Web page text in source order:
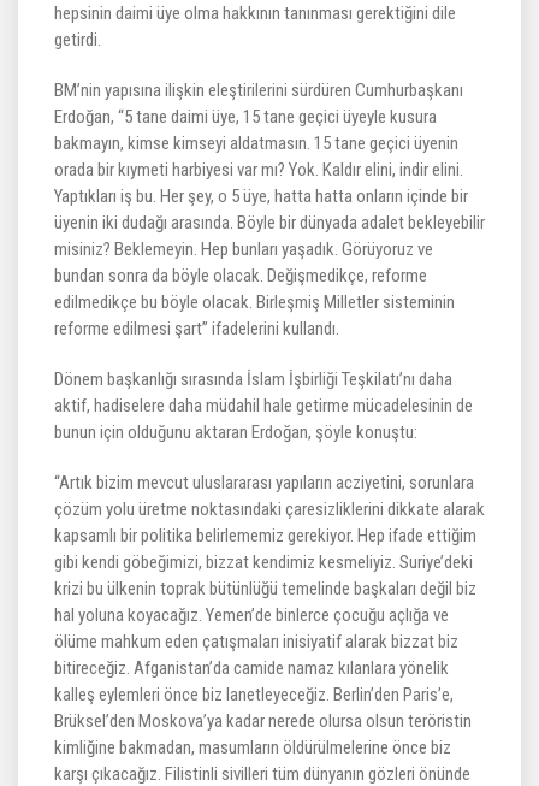
hepsinin daimi üye olma hakkının tanınması gerektiğini dile
getirdi.
BM’nin yapısına ilişkin eleştirilerini sürdüren Cumhurbaşkanı
Erdoğan, “5 tane daimi üye, 15 tane geçici üyeyle kusura
bakmayın, kimse kimseyi aldatmasın. 15 tane geçici üyenin
orada bir kıymeti harbiyesi var mı? Yok. Kaldır elini, indir elini.
Yaptıkları iş bu. Her şey, o 5 üye, hatta hatta onların içinde bir
üyenin iki dudağı arasında. Böyle bir dünyada adalet bekleyebilir
misiniz? Beklemeyin. Hep bunları yaşadık. Görüyoruz ve
bundan sonra da böyle olacak. Değişmedikçe, reforme
edilmedikçe bu böyle olacak. Birleşmiş Milletler sisteminin
reforme edilmesi şart” ifadelerini kullandı.
Dönem başkanlığı sırasında İslam İşbirliği Teşkilatı’nı daha
aktif, hadiselere daha müdahil hale getirme mücadelesinin de
bunun için olduğunu aktaran Erdoğan, şöyle konuştu:
“Artık bizim mevcut uluslararası yapıların acziyetini, sorunlara
çözüm yolu üretme noktasındaki çaresizliklerini dikkate alarak
kapsamlı bir politika belirlememiz gerekiyor. Hep ifade ettiğim
gibi kendi göbeğimizi, bizzat kendimiz kesmeliyiz. Suriye’deki
krizi bu ülkenin toprak bütünlüğü temelinde başkaları değil biz
hal yoluna koyacağız. Yemen’de binlerce çocuğu açlığa ve
ölüme mahkum eden çatışmaları inisiyatif alarak bizzat biz
bitireceğiz. Afganistan’da camide namaz kılanlara yönelik
kalleş eylemleri önce biz lanetleyeceğiz. Berlin’den Paris’e,
Brüksel’den Moskova’ya kadar nerede olursa olsun teröristin
kimliğine bakmadan, masumların öldürülmelerine önce biz
karşı çıkacağız. Filistinli sivilleri tüm dünyanın gözleri önünde